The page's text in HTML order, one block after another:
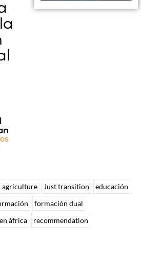
agriculture Just transition
educación
formación dual
áfrica
recommendation